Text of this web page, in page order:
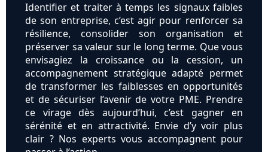
Identifier et traiter à temps les signaux faibles
de son entreprise, c’est agir pour renforcer sa
résilience, consolider son organisation et
préserver sa valeur sur le long terme. Que vous
envisagiez la croissance ou la cession, un
accompagnement stratégique adapté permet
de transformer les faiblesses en opportunités
et de sécuriser l’avenir de votre PME. Prendre
ce virage dès aujourd’hui, c’est gagner en
sérénité et en attractivité. Envie d’y voir plus
clair ? Nos experts vous accompagnent pour